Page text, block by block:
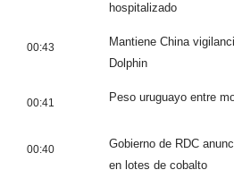
hospitalizado
00:43
Mantiene China
Dolphin
00:41 Peso uruguayo entre
00:40
Gobierno de RDC
en lotes de cobalto